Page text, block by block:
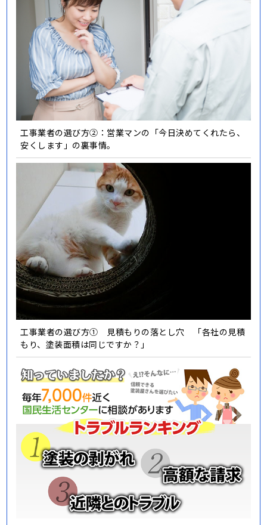
工事業者の選び方②：営業マンの「今日決めてくれたら、
安くします」の裏事情。
工事業者の選び方① 見積もりの落とし穴 「各社の見積
もり、塗装面積は同じですか？」